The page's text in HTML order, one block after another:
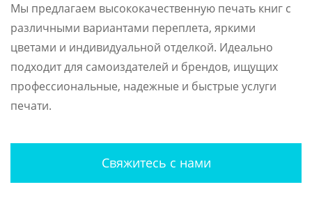
Мы предлагаем высококачественную печать книг с
различными вариантами переплета, яркими
цветами и индивидуальной отделкой. Идеально
подходит для самоиздателей и брендов, ищущих
профессиональные, надежные и быстрые услуги
печати.
Свяжитесь с нами